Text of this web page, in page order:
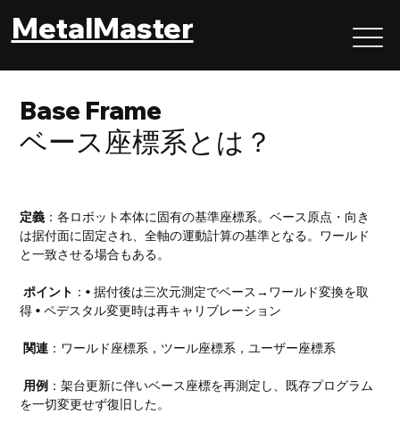
MetalMaster
Base Frame
ベース座標系とは？
定義 ：各ロボット本体に固有の基準座標系。ベース原点・向き
は据付面に固定され、全軸の運動計算の基準となる。ワールド
と一致させる場合もある。
ポイント ：• 据付後は三次元測定でベース→ワールド変換を取
得 • ペデスタル変更時は再キャリブレーション
関連 ：ワールド座標系，ツール座標系，ユーザー座標系
用例 ：架台更新に伴いベース座標を再測定し、既存プログラム
を一切変更せず復旧した。